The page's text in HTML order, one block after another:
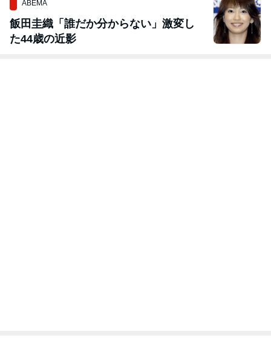
ABEMA
飯田圭織「誰だか分からない」激変し
た44歳の近影